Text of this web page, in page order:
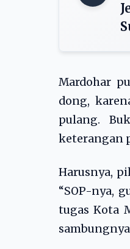
Mardohar
dong,
pulang.
keterangan
Harusnya,
“SOP-nya,
tugas Kota